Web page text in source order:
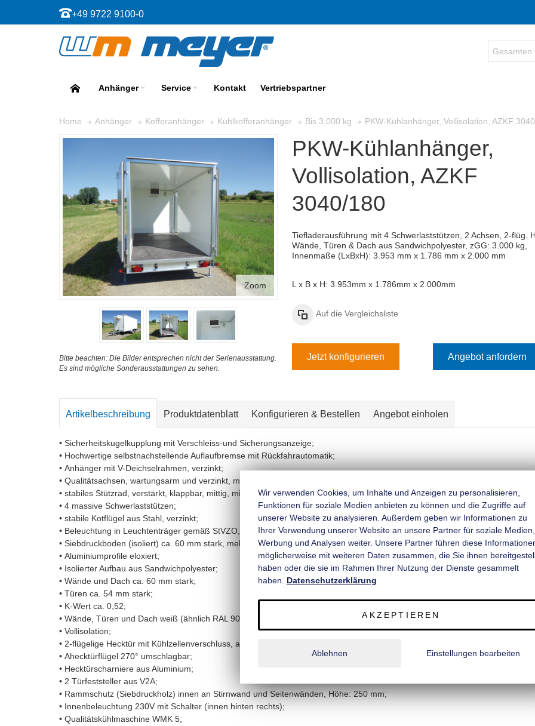
+49 9722 9100-0
Anhänger Service Kontakt Vertriebspartner
Home Anhänger Kofferanhänger Kühlkofferanhänger Bis 3.000 kg PKW-Kühlanhänger, Vollisolation, AZKF
Zoom
Bitte beachten: Die Bilder entsprechen nicht der Serienausstattung.
Es sind mögliche Sonderausstattungen zu sehen.
PKW-Kühlanhänger,
Vollisolation, AZKF
3040/180
Tiefladerausführung mit 4 Schwerlaststützen, 2 Achsen, 2-flüg.
Wände, Türen & Dach aus Sandwichpolyester, zGG: 3.000 kg,
Innenmaße (LxBxH): 3.953 mm x 1.786 mm x 2.000 mm
L x B x H: 3.953mm x 1.786mm x 2.000mm
Auf die Vergleichsliste
Jetzt konfigurieren Angebot anfordern
Artikelbeschreibung Produktdatenblatt Konfigurieren & Bestellen Angebot einholen
• Sicherheitskugelkupplung mit Verschleiss-und Sicherungsanzeige;
• Hochwertige selbstnachstellende Auflaufbremse mit Rückfahrautomatik;
• Anhänger mit V-Deichselrahmen, verzinkt;
• Qualitätsachsen, wartungsarm und verzinkt, mit Gummifederung für besseres Fahrverhalten;
• stabiles Stützrad, verstärkt, klappbar, mittig, mit Stützstrebe montiert;
• 4 massive Schwerlaststützen;
• stabile Kotflügel aus Stahl, verzinkt;
• Beleuchtung in Leuchtenträger gemäß StVZO, mit Nebelschlussleuchte und Rückfahrscheinwerfer;
• Siebdruckboden (isoliert) ca. 60 mm stark, mehrfach wasserfest beschichtet und rutschhemmend;
• Aluminiumprofile eloxiert;
• Isolierter Aufbau aus Sandwichpolyester;
• Wände und Dach ca. 60 mm stark;
• Türen ca. 54 mm stark;
• K-Wert ca. 0,52;
• Wände, Türen und Dach weiß (ähnlich RAL 9016);
• Vollisolation;
• 2-flügelige Hecktür mit Kühlzellenverschluss, abschließbar;
• Ahecktürflügel 270° umschlagbar;
• Hecktürscharniere aus Aluminium;
• 2 Türfeststeller aus V2A;
• Rammschutz (Siebdruckholz) innen an Stirnwand und Seitenwänden, Höhe: 250 mm;
• Innenbeleuchtung 230V mit Schalter (innen hinten rechts);
• Qualitätskühlmaschine WMK 5;
Wir verwenden Cookies, um Inhalte und Anzeigen zu personalisieren,
Funktionen für soziale Medien anbieten zu können und die Zugriffe auf
unserer Website zu analysieren. Außerdem geben wir Informationen zu
Ihrer Verwendung unserer Website an unsere Partner für soziale Medien,
Werbung und Analysen weiter. Unsere Partner führen diese
möglicherweise mit weiteren Daten zusammen, die Sie ihnen
haben oder die sie im Rahmen Ihrer Nutzung der Dienste gesammelt
haben. Datenschutzerklärung
AKZEPTIEREN
Ablehnen Einstellungen bearbeiten